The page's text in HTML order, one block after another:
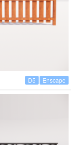
Enscape
D5